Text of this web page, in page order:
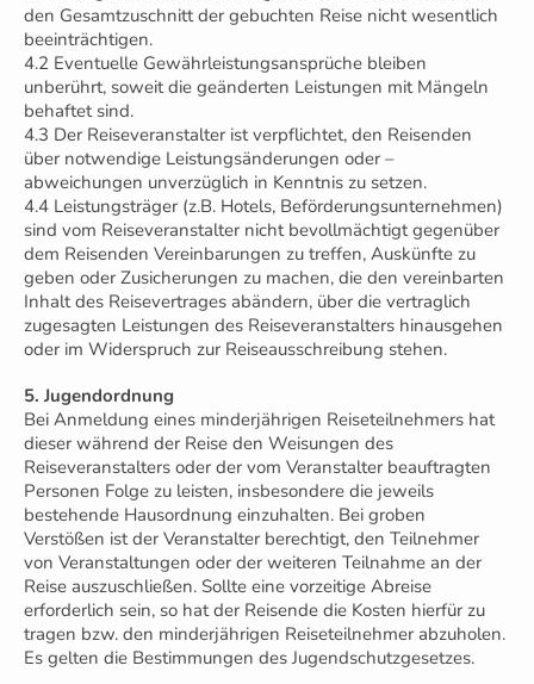
den Gesamtzuschnitt der gebuchten Reise nicht wesentlich
beeinträchtigen.
4.2 Eventuelle Gewährleistungsansprüche bleiben
unberührt, soweit die geänderten Leistungen mit Mängeln
behaftet sind.
4.3 Der Reiseveranstalter ist verpflichtet, den Reisenden
über notwendige Leistungsänderungen oder –
abweichungen unverzüglich in Kenntnis zu setzen.
4.4 Leistungsträger (z.B. Hotels, Beförderungsunternehmen)
sind vom Reiseveranstalter nicht bevollmächtigt gegenüber
dem Reisenden Vereinbarungen zu treffen, Auskünfte zu
geben oder Zusicherungen zu machen, die den vereinbarten
Inhalt des Reisevertrages abändern, über die vertraglich
zugesagten Leistungen des Reiseveranstalters hinausgehen
oder im Widerspruch zur Reiseausschreibung stehen.
5. Jugendordnung
Bei Anmeldung eines minderjährigen Reiseteilnehmers hat
dieser während der Reise den Weisungen des
Reiseveranstalters oder der vom Veranstalter beauftragten
Personen Folge zu leisten, insbesondere die jeweils
bestehende Hausordnung einzuhalten. Bei groben
Verstößen ist der Veranstalter berechtigt, den Teilnehmer
von Veranstaltungen oder der weiteren Teilnahme an der
Reise auszuschließen. Sollte eine vorzeitige Abreise
erforderlich sein, so hat der Reisende die Kosten hierfür zu
tragen bzw. den minderjährigen Reiseteilnehmer abzuholen.
Es gelten die Bestimmungen des Jugendschutzgesetzes.